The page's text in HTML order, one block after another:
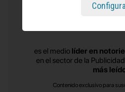
es el medio líder en
en el sector de la
más
Contenido exclusivo para